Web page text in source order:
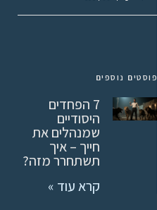
פוסטים נוספים
7 הפחדים
היסודיים
שמנהלים את
חייך – איך
תשתחרר מזה?
קרא עוד »